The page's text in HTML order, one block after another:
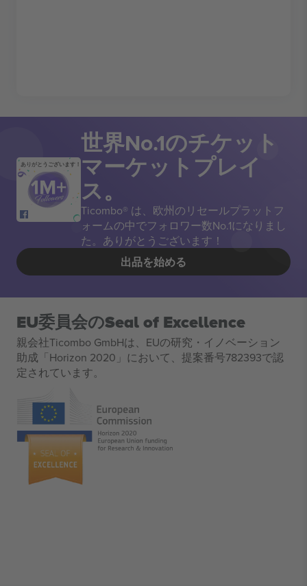
ありがとうございます！
世界No.1のチケット
マーケットプレイ
ス。
Ticombo® は、欧州のリセールプラットフ
ォームの中でフォロワー数No.1になりまし
た。ありがとうございます！
出品を始める
EU委員会のSeal of Excellence
親会社Ticombo GmbHは、EUの研究・イノベーション
助成「Horizon 2020」において、提案番号782393で認
定されています。